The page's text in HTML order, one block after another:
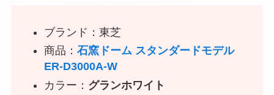
ブランド：東芝
商品： 石窯ドーム スタンダードモデル
ER-D3000A-W
カラー： グランホワイト